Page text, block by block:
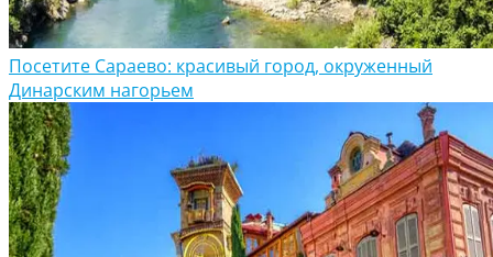
Посетите Сараево: красивый город, окруженный
Динарским нагорьем